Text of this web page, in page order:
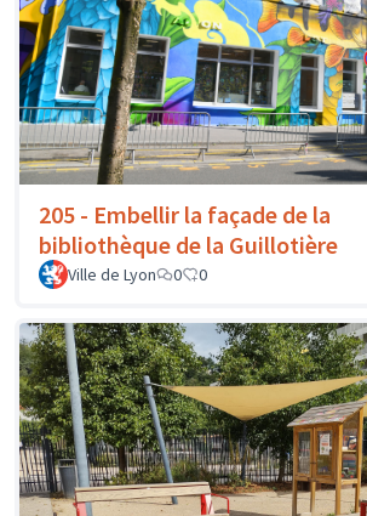
205 - Embellir la façade de la
bibliothèque de la Guillotière
Ville de Lyon 0 0